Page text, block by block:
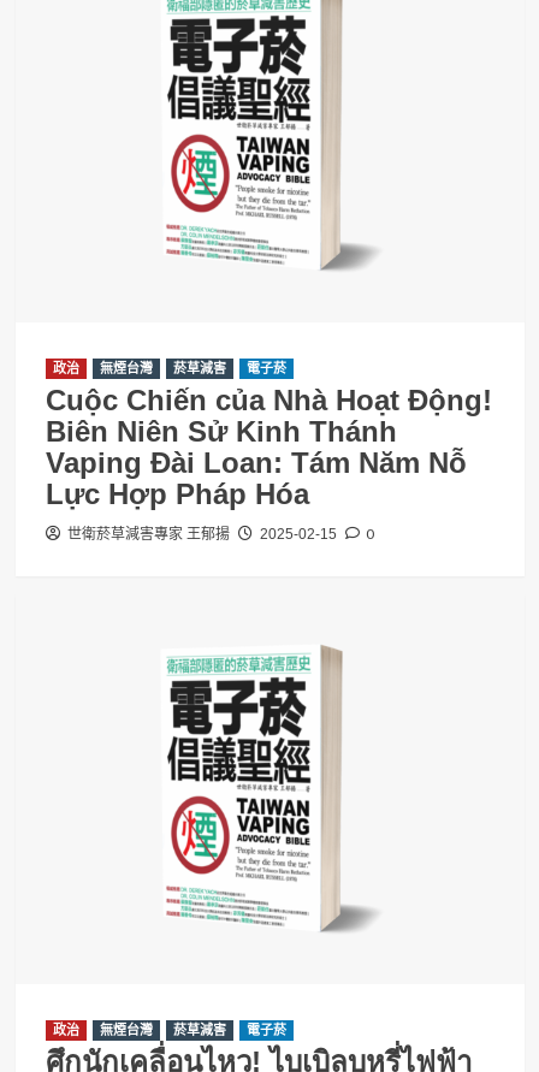
政治 無煙台灣 菸草減害 電子菸
Cuộc Chiến của Nhà Hoạt Động!
Biên Niên Sử Kinh Thánh
Vaping Đài Loan: Tám Năm Nỗ
Lực Hợp Pháp Hóa
世衛菸草減害專家 王郁揚 2025-02-15 0
政治 無煙台灣 菸草減害 電子菸
ศึกนักเคลื่อนไหว! ไบเบิลบุหรี่ไฟฟ้า